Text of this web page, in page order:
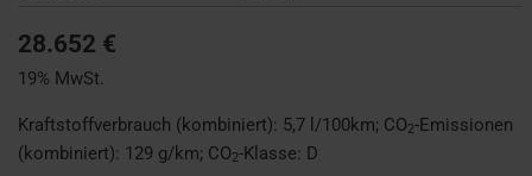
28.652 €
19% MwSt.
Kraftstoffverbrauch (kombiniert): 5,7 l/100km; CO2-Emissionen
(kombiniert): 129 g/km; CO2-Klasse: D